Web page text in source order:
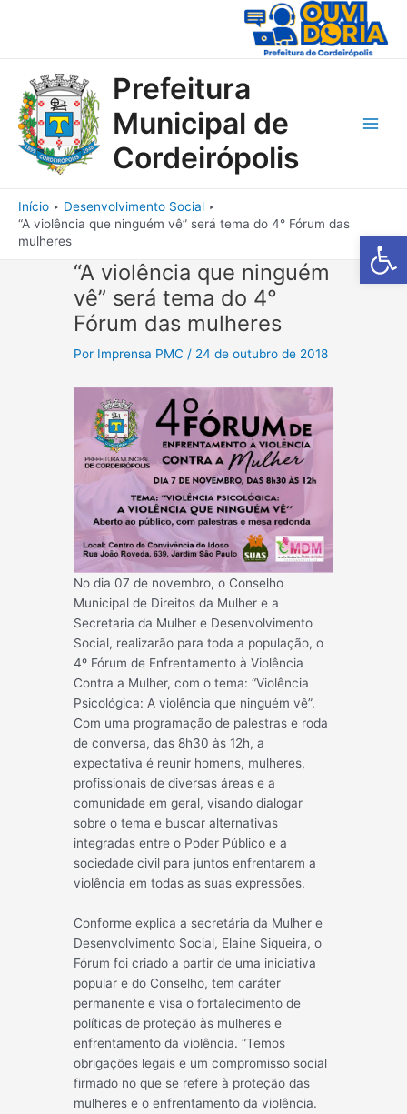
Barra de
Prefeitura
Municipal de
Cordeirópolis
Início
Desenvolvimento Social
“A violência que ninguém vê” será tema do 4° Fórum das
mulheres
“A violência que ninguém
vê” será tema do 4°
Fórum das mulheres
Por Imprensa PMC / 24 de outubro de 2018
No dia 07 de novembro, o Conselho
Municipal de Direitos da Mulher e a
Secretaria da Mulher e Desenvolvimento
Social, realizarão para toda a população, o
4º Fórum de Enfrentamento à Violência
Contra a Mulher, com o tema: “Violência
Psicológica: A violência que ninguém vê”.
Com uma programação de palestras e roda
de conversa, das 8h30 às 12h, a
expectativa é reunir homens, mulheres,
profissionais de diversas áreas e a
comunidade em geral, visando dialogar
sobre o tema e buscar alternativas
integradas entre o Poder Público e a
sociedade civil para juntos enfrentarem a
violência em todas as suas expressões.
Conforme explica a secretária da Mulher e
Desenvolvimento Social, Elaine Siqueira, o
Fórum foi criado a partir de uma iniciativa
popular e do Conselho, tem caráter
permanente e visa o fortalecimento de
políticas de proteção às mulheres e
enfrentamento da violência. “Temos
obrigações legais e um compromisso social
firmado no que se refere à proteção das
mulheres e o enfrentamento da violência.